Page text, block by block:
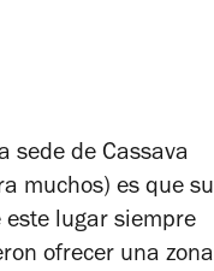
sede de Cassava
muchos) es que su
este lugar siempre
ofrecer una zona